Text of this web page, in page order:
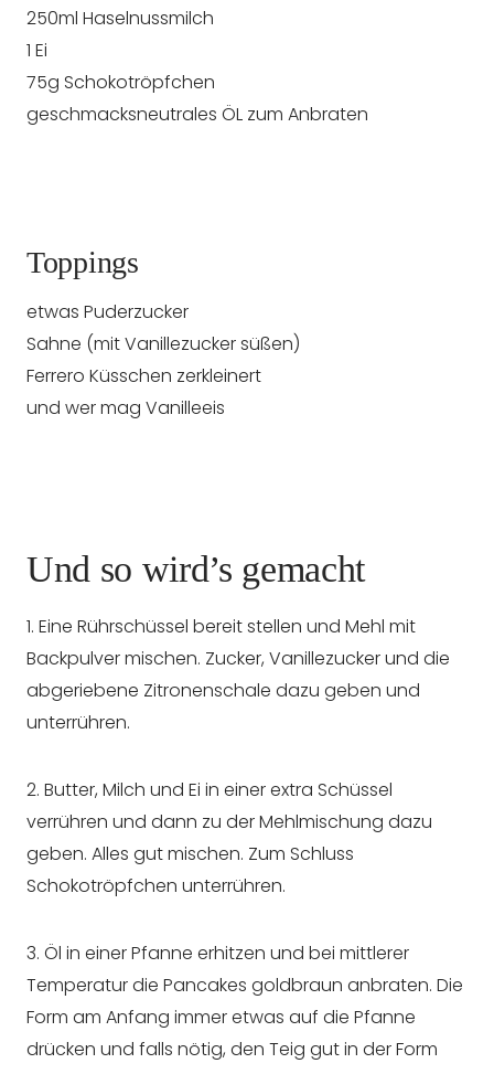
250ml Haselnussmilch
1 Ei
75g Schokotröpfchen
geschmacksneutrales ÖL zum Anbraten
Toppings
etwas Puderzucker
Sahne (mit Vanillezucker süßen)
Ferrero Küsschen zerkleinert
und wer mag Vanilleeis
Und so wird’s gemacht
1. Eine Rührschüssel bereit stellen und Mehl mit
Backpulver mischen. Zucker, Vanillezucker und die
abgeriebene Zitronenschale dazu geben und
unterrühren.
2. Butter, Milch und Ei in einer extra Schüssel
verrühren und dann zu der Mehlmischung dazu
geben. Alles gut mischen. Zum Schluss
Schokotröpfchen unterrühren.
3. Öl in einer Pfanne erhitzen und bei mittlerer
Temperatur die Pancakes goldbraun anbraten. Die
Form am Anfang immer etwas auf die Pfanne
drücken und falls nötig, den Teig gut in der Form